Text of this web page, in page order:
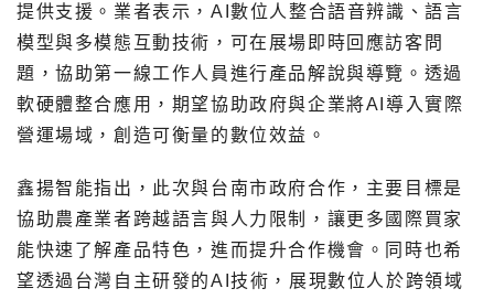
提供支援。業者表示，AI數位人整合語音辨識、語言
模型與多模態互動技術，可在展場即時回應訪客問
題，協助第一線工作人員進行產品解說與導覽。透過
軟硬體整合應用，期望協助政府與企業將AI導入實際
營運場域，創造可衡量的數位效益。
鑫揚智能指出，此次與台南市政府合作，主要目標是
協助農產業者跨越語言與人力限制，讓更多國際買家
能快速了解產品特色，進而提升合作機會。同時也希
望透過台灣自主研發的AI技術，展現數位人於跨領域